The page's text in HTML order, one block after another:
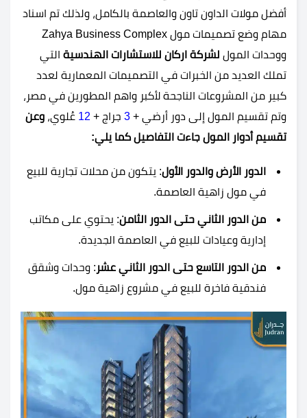
أفضل مولات الداون تاون والعاصمة بالكامل، ولذلك تم اسناد
مهام وضع تصميمات مول Zahya Business Complex
ووحدات المول لشركة اركان للاستشارات الهندسية التي
تملك العديد من الخبرات في التصميمات المعمارية لعدد
كبير من المشروعات الناجحة لأكبر واهم المطورين في مصر،
وتم تقسيم المول إلى دور أرضي + 3 جراج + 12 عُلوي، وعن
تقسيم أدوار المول جاءت التفاصيل كما يلي:
الدور الأرض والدور الأول: يتكون من محلات تجارية للبيع
في مول زاهية العاصمة.
من الدور الثاني حتى الدور الثامن: يحتوي على مكاتب
إدارية وعيادات للبيع في العاصمة الجديدة.
من الدور التاسع حتى الدور الثاني عشر : وحدات وشقق
فندقية فاخرة للبيع في مشروع زاهية مول.